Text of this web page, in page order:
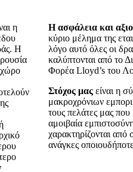
η
Η
Η ασφάλεια και
κύριο μέλημα της
λόγο αυτό όλες οι
καλύπτονται από το
Φορέα Lloyd’s του
Στόχος μας είναι η
μακροχρόνιων
τους πελάτες μας που
αμοιβαία
χαρακτηρίζονται από
ανάγκες